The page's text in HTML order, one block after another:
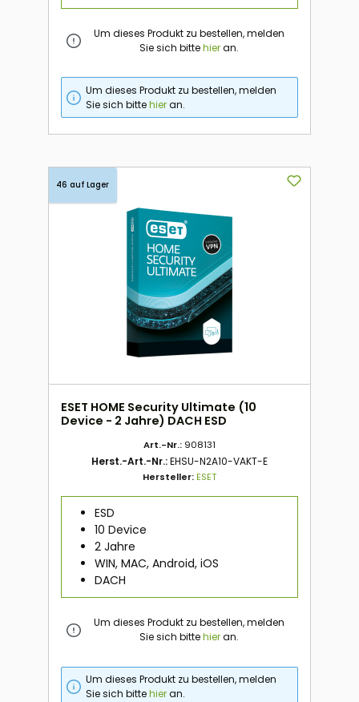
Um dieses Produkt zu bestellen, melden
Sie sich bittehieran.
Um dieses Produkt zu bestellen, melden
Sie sich bittehieran.
46 auf Lager
ESET HOME Security Ultimate (10
Device - 2 Jahre) DACH ESD
Art.-Nr.: 908131
Herst.-Art.-Nr.:EHSU-N2A10-VAKT-E
Hersteller:ESET
ESD
10 Device
2 Jahre
WIN, MAC, Android, iOS
DACH
Um dieses Produkt zu bestellen, melden
Sie sich bittehieran.
Um dieses Produkt zu bestellen, melden
Sie sich bittehieran.